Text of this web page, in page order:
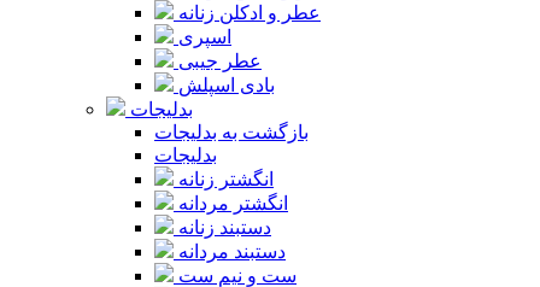
عطر و ادکلن زنانه
اسپری
عطر جیبی
بادی اسپلش
بدلیجات
بازگشت به بدلیجات
بدلیجات
انگشتر زنانه
انگشتر مردانه
دستبند زنانه
دستبند مردانه
ست و نیم ست